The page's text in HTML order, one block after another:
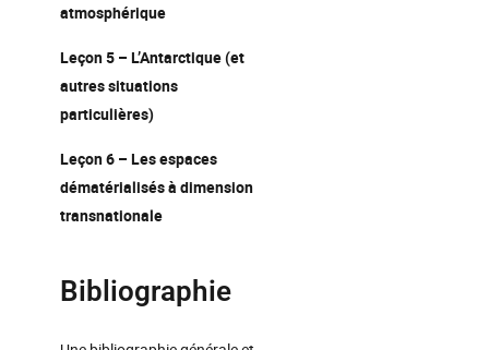
atmosphérique
Leçon 5 – L’Antarctique (et
autres situations
particulières)
Leçon 6 – Les espaces
dématérialisés à dimension
transnationale
Bibliographie